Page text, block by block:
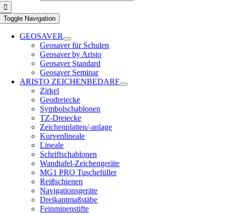
Toggle Navigation
GEOSAVER
Geosaver für Schulen
Geosaver by Aristo
Geosaver Standard
Geosaver Seminar
ARISTO ZEICHENBEDARF
Zirkel
Geodreiecke
Symbolschablonen
TZ-Dreiecke
Zeichenplatten/-anlage
Kurvenlineale
Lineale
Schriftschablonen
Wandtafel-Zeichengeräte
MG1 PRO Tuschefüller
Reißschienen
Navigationsgeräte
Dreikantmaßstäbe
Feinminenstifte